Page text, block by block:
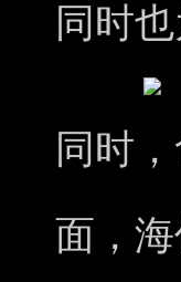
同时
同时
面，